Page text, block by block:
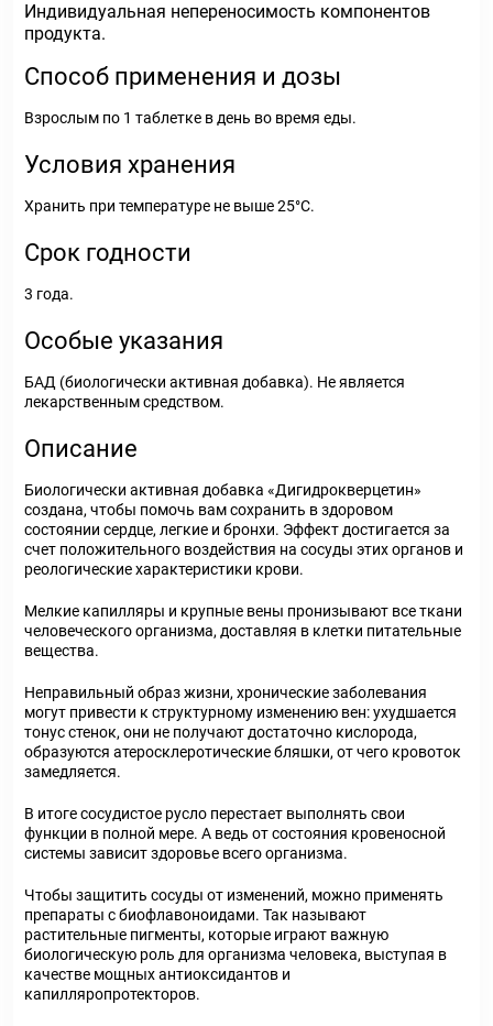
Индивидуальная непереносимость компонентов
продукта.
Способ применения и дозы
Взрослым по 1 таблетке в день во время еды.
Условия хранения
Хранить при температуре не выше 25°С.
Срок годности
3 года.
Особые указания
БАД (биологически активная добавка). Не является
лекарственным средством.
Описание
Биологически активная добавка «Дигидрокверцетин»
создана, чтобы помочь вам сохранить в здоровом
состоянии сердце, легкие и бронхи. Эффект достигается за
счет положительного воздействия на сосуды этих органов и
реологические характеристики крови.
Мелкие капилляры и крупные вены пронизывают все ткани
человеческого организма, доставляя в клетки питательные
вещества.
Неправильный образ жизни, хронические заболевания
могут привести к структурному изменению вен: ухудшается
тонус стенок, они не получают достаточно кислорода,
образуются атеросклеротические бляшки, от чего кровоток
замедляется.
В итоге сосудистое русло перестает выполнять свои
функции в полной мере. А ведь от состояния кровеносной
системы зависит здоровье всего организма.
Чтобы защитить сосуды от изменений, можно применять
препараты с биофлавоноидами. Так называют
растительные пигменты, которые играют важную
биологическую роль для организма человека, выступая в
качестве мощных антиоксидантов и
капилляропротекторов.